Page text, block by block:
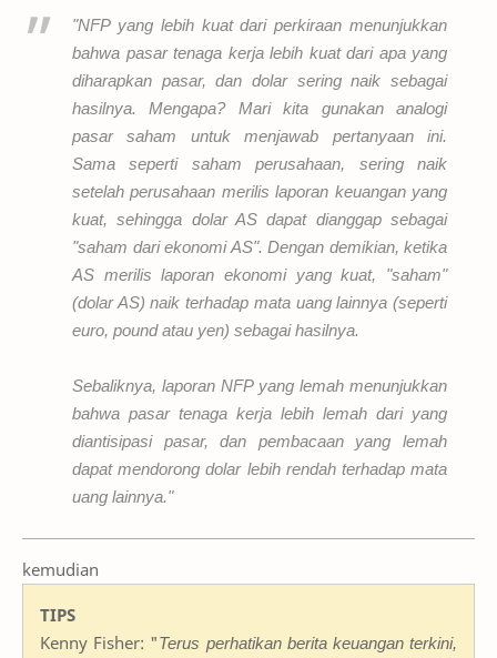
"NFP yang lebih kuat dari perkiraan menunjukkan
bahwa pasar tenaga kerja lebih kuat dari apa yang
diharapkan pasar, dan dolar sering naik sebagai
hasilnya. Mengapa? Mari kita gunakan analogi
pasar saham untuk menjawab pertanyaan ini.
Sama seperti saham perusahaan, sering naik
setelah perusahaan merilis laporan keuangan yang
kuat, sehingga dolar AS dapat dianggap sebagai
"saham dari ekonomi AS". Dengan demikian, ketika
AS merilis laporan ekonomi yang kuat, "saham"
(dolar AS) naik terhadap mata uang lainnya (seperti
euro, pound atau yen) sebagai hasilnya.
Sebaliknya, laporan NFP yang lemah menunjukkan
bahwa pasar tenaga kerja lebih lemah dari yang
diantisipasi pasar, dan pembacaan yang lemah
dapat mendorong dolar lebih rendah terhadap mata
uang lainnya."
kemudian
TIPS
Kenny Fisher: "Terus perhatikan berita keuangan terkini,